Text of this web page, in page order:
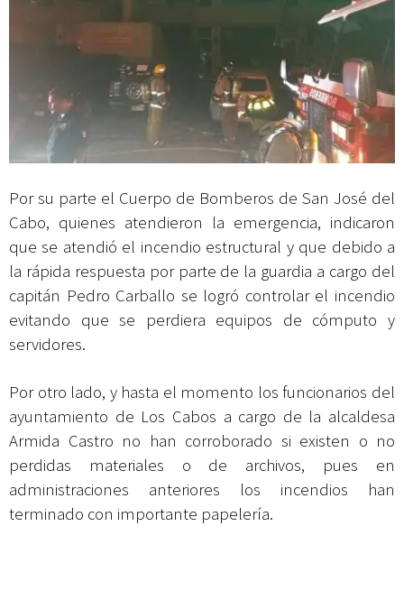
Por su parte el Cuerpo de Bomberos de San José del
Cabo, quienes atendieron la emergencia, indicaron
que se atendió el incendio estructural y que debido a
la rápida respuesta por parte de la guardia a cargo del
capitán Pedro Carballo se logró controlar el incendio
evitando que se perdiera equipos de cómputo y
servidores.
Por otro lado, y hasta el momento los funcionarios del
ayuntamiento de Los Cabos a cargo de la alcaldesa
Armida Castro no han corroborado si existen o no
perdidas materiales o de archivos, pues en
administraciones anteriores los incendios han
terminado con importante papelería.